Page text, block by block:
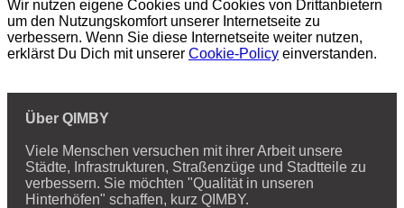
Wir nutzen eigene Cookies und Cookies von Drittanbietern
um den Nutzungskomfort unserer Internetseite zu
verbessern. Wenn Sie diese Internetseite weiter nutzen,
erklärst Du Dich mit unserer Cookie-Policy einverstanden.
Über QIMBY
Viele Menschen versuchen mit ihrer Arbeit unsere
Städte, Infrastrukturen, Straßenzüge und Stadtteile zu
verbessern. Sie möchten "Qualität in unseren
Hinterhöfen" schaffen, kurz QIMBY.